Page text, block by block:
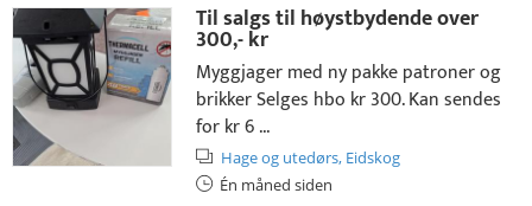
Til salgs til høystbydende over
300,- kr
Myggjager med ny pakke patroner og
brikker Selges hbo kr 300. Kan sendes
for kr 6 ...
Hage og utedørs, Eidskog
Én måned siden